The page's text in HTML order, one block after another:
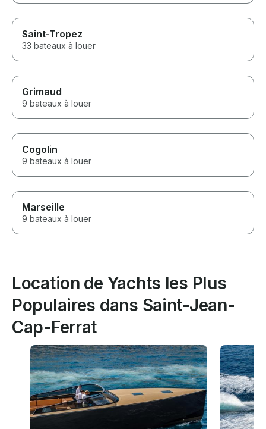
Saint-Tropez
33 bateaux à louer
Grimaud
9 bateaux à louer
Cogolin
9 bateaux à louer
Marseille
9 bateaux à louer
Location de Yachts les Plus
Populaires dans Saint-Jean-
Cap-Ferrat